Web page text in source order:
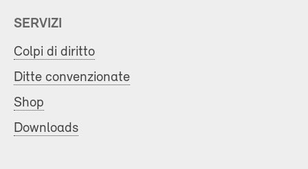
SERVIZI
Colpi di diritto
Ditte convenzionate
Shop
Downloads